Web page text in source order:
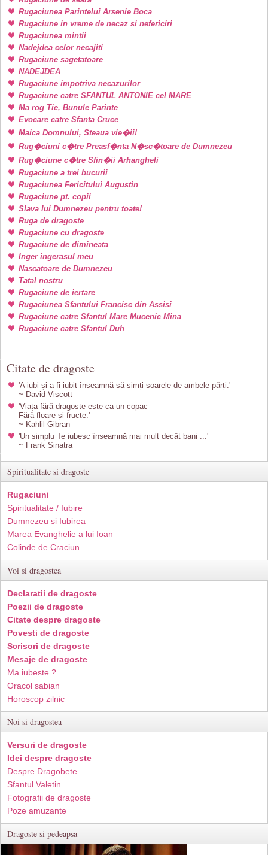
Rugaciunea Parintelui Arsenie Boca
Rugaciune in vreme de necaz si nefericiri
Rugaciunea mintii
Nadejdea celor necajiti
Rugaciune sagetatoare
NADEJDEA
Rugaciune impotriva necazurilor
Rugaciune catre SFANTUL ANTONIE cel MARE
Ma rog Tie, Bunule Parinte
Evocare catre Sfanta Cruce
Maica Domnului, Steaua vie�ii!
Rug�ciuni c�tre Preasf�nta N�sc�toare de Dumnezeu
Rug�ciune c�tre Sfin�ii Arhangheli
Rugaciune a trei bucurii
Rugaciunea Fericitului Augustin
Rugaciune pt. copii
Slava lui Dumnezeu pentru toate!
Ruga de dragoste
Rugaciune cu dragoste
Rugaciune de dimineata
Inger ingerasul meu
Nascatoare de Dumnezeu
Tatal nostru
Rugaciune de iertare
Rugaciunea Sfantului Francisc din Assisi
Rugaciune catre Sfantul Mare Mucenic Mina
Rugaciune catre Sfantul Duh
Citate de dragoste
'A iubi și a fi iubit înseamnă să simți soarele de ambele părți.'
~ David Viscott
'Viața fără dragoste este ca un copac
Fără floare și fructe.'
~ Kahlil Gibran
'Un simplu Te iubesc înseamnă mai mult decât bani ...'
~ Frank Sinatra
Spiritualitate si dragoste
Rugaciuni
Spiritualitate / Iubire
Dumnezeu si Iubirea
Marea Evanghelie a lui Ioan
Colinde de Craciun
Voi si dragostea
Declaratii de dragoste
Poezii de dragoste
Citate despre dragoste
Povesti de dragoste
Scrisori de dragoste
Mesaje de dragoste
Ma iubeste ?
Oracol sabian
Horoscop zilnic
Noi si dragostea
Versuri de dragoste
Idei despre dragoste
Despre Dragobete
Sfantul Valetin
Fotografii de dragoste
Poze amuzante
Dragoste si pedeapsa